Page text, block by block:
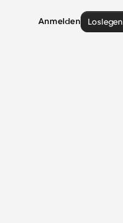
Anmelden Loslegen